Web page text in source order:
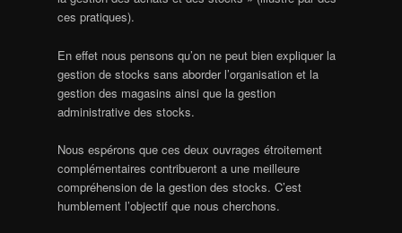
ces pratiques).
En effet nous pensons qu’on ne peut bien expliquer la
gestion de stocks sans aborder l’organisation et la
gestion des magasins ainsi que la gestion
administrative des stocks.
Nous espérons que ces deux ouvrages étroitement
complémentaires contribueront a une meilleure
compréhension de la gestion des stocks. C’est
humblement l’objectif que nous cherchons.